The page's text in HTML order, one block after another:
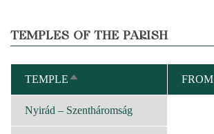
TEMPLES OF THE PARISH
TEMPLESORT
DESCENDING
FROM
Nyirád – Szentháromság